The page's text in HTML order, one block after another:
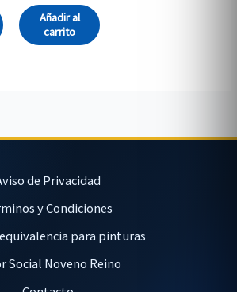
Añadir al
carrito
de Privacidad
y Condiciones
para pinturas
Social Noveno Reino